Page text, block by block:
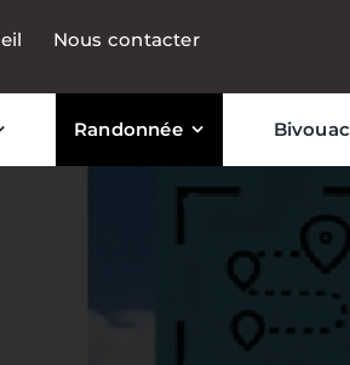
Nous contacter
Randonnée Bivouac